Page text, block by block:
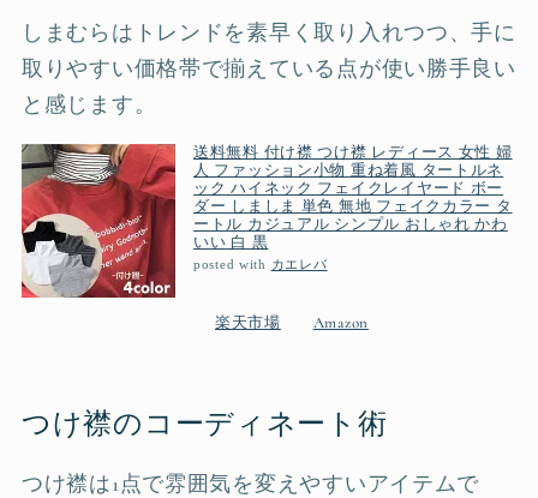
しまむらはトレンドを素早く取り入れつつ、手に
取りやすい価格帯で揃えている点が使い勝手良い
と感じます。
送料無料 付け襟 つけ襟 レディース 女性 婦
人 ファッション小物 重ね着風 タートルネ
ック ハイネック フェイクレイヤード ボー
ダー しましま 単色 無地 フェイクカラー タ
ートル カジュアル シンプル おしゃれ かわ
いい 白 黒
posted with カエレバ
楽天市場 Amazon
つけ襟のコーディネート術
つけ襟は1点で雰囲気を変えやすいアイテムで